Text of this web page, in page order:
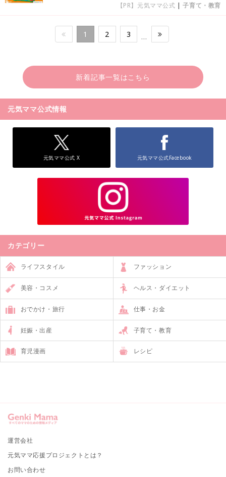
【PR】元気ママ公式 |子育て・教育
1 2 3 …
新着記事一覧はこちら
元気ママ公式情報
元気ママ公式 X 元気ママ公式Facebook
カテゴリー
ライフスタイル ファッション
美容・コスメ ヘルス・ダイエット
おでかけ・旅行 仕事・お金
妊娠・出産 子育て・教育
育児漫画 レシピ
運営会社
元気ママ応援プロジェクトとは？
お問い合わせ